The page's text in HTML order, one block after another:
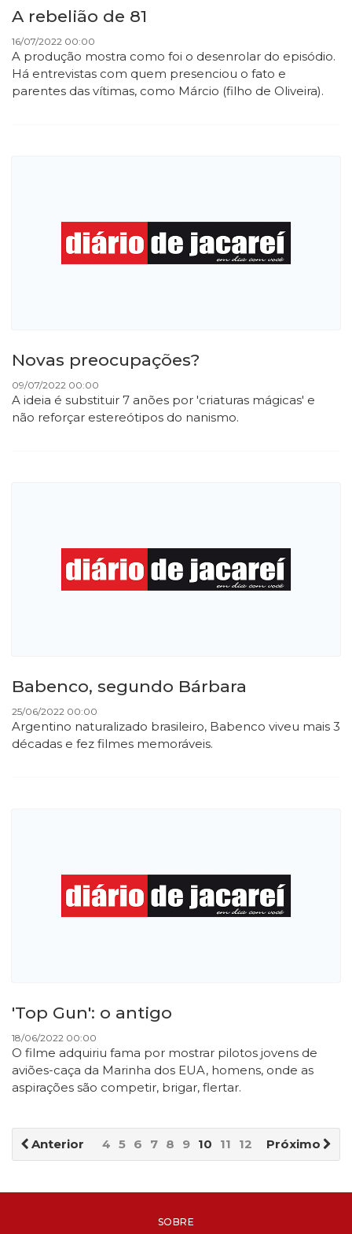
A rebelião de 81
16/07/2022 00:00
A produção mostra como foi o desenrolar do episódio.
Há entrevistas com quem presenciou o fato e
parentes das vítimas, como Márcio (filho de Oliveira).
Novas preocupações?
09/07/2022 00:00
A ideia é substituir 7 anões por 'criaturas mágicas' e
não reforçar estereótipos do nanismo.
Babenco, segundo Bárbara
25/06/2022 00:00
Argentino naturalizado brasileiro, Babenco viveu mais 3
décadas e fez filmes memoráveis.
'Top Gun': o antigo
18/06/2022 00:00
O filme adquiriu fama por mostrar pilotos jovens de
aviões-caça da Marinha dos EUA, homens, onde as
aspirações são competir, brigar, flertar.
Anterior Próximo
4 5 6 7 8 9 10 11 12 13
SOBRE